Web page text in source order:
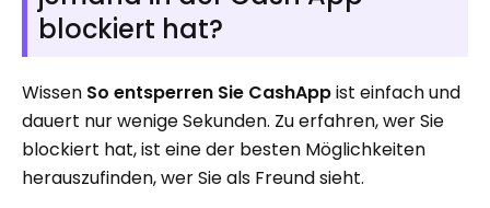
blockiert hat?
Wissen So entsperren Sie CashAppist einfach und
dauert nur wenige Sekunden. Zu erfahren, wer Sie
blockiert hat, ist eine der besten Möglichkeiten
herauszufinden, wer Sie als Freund sieht.